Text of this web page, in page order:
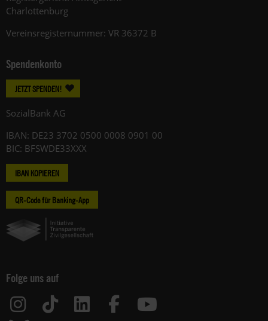
Charlottenburg
Vereinsregisternummer: VR 36372 B
Spendenkonto
JETZT SPENDEN!
SozialBank AG
IBAN: DE23 3702 0500 0008 0901 00
BIC: BFSWDE33XXX
IBAN KOPIEREN
QR-Code für Banking-App
Folge uns auf